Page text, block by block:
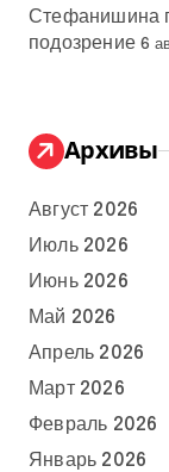
Стефанишина
подозрение 6
Архивы
Август 2026
Июль 2026
Июнь 2026
Май 2026
Апрель 2026
Март 2026
Февраль 2026
Январь 2026